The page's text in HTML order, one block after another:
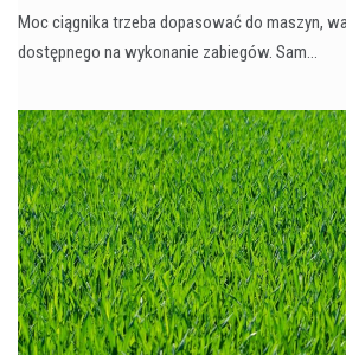
Moc ciągnika trzeba dopasować do maszyn,
dostępnego na wykonanie zabiegów. Sam…